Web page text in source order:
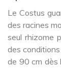
Le Costus
des racines
seul rhizome
des
de 90 cm dès